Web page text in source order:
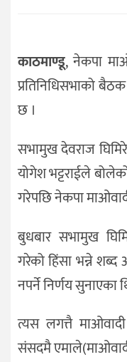
राजनीति
काठमाण्डू, नेकपा
प्रतिनिधिसभाको
छ ।
सभामुख देवराज
योगेश भट्टराईले
गरेपछि नेकपा
बुधबार सभामुख
गरेको हिंसा भन्ने
नपर्ने निर्णय सुनाएका
त्यस लगत्तै
संसदमै